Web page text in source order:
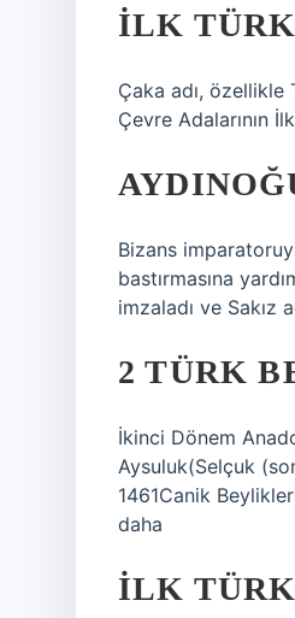
İLK
Çaka adı, özellikle
Çevre Adalarının
Bizans
bastırmasına
imzaladı ve Sakız
2 TÜRK
İkinci Dönem
Aysuluk(Selçuk
1461Canik
daha
İLK